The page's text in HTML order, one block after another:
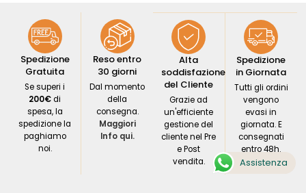
Spedizione
Gratuita
Se superi i
200€di
spesa, la
spedizione la
paghiamo
noi.
Reso entro
30 giorni
Dal momento
della
consegna.
Maggiori
Info qui.
Alta
soddisfazione
del Cliente
Grazie ad
un'efficiente
gestione del
cliente nel Pre
e Post
vendita.
Spedizione
in Giornata
Tutti gli ordini
vengono
evasi in
giornata. E
consegnati
entro 48h.
Assistenza